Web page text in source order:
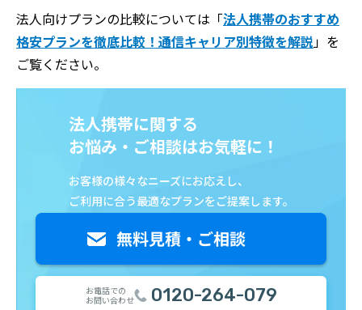
法人向けプランの比較については「法人携帯のおすすめ
格安プランを徹底比較！通信キャリア別特徴を解説」を
ご覧ください。
法人携帯に関する
お悩み・ご相談はお気軽に！
お客様の様々なニーズにお応えし、
ご利用に合う最適なプランをご提案します。
お電話での
お問い合わせ
0120-264-079